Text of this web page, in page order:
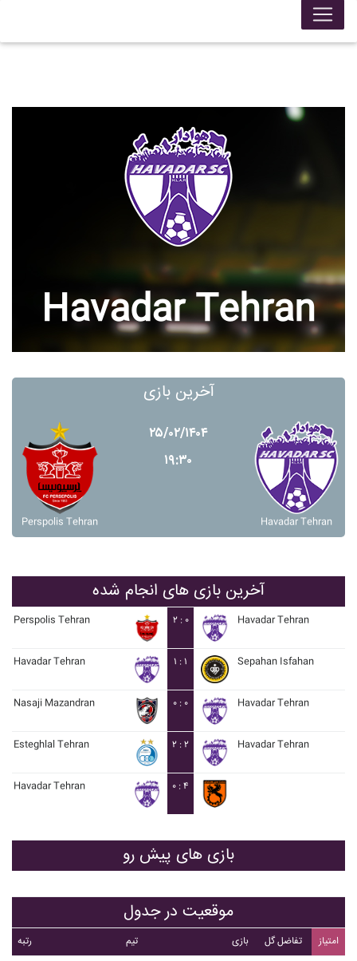
Havadar Tehran
آخرین بازی
Perspolis Tehran
۲۵/۰۲/۱۴۰۴
۱۹:۳۰
Havadar Tehran
آخرین بازی های انجام شده
Perspolis Tehran ۲ : ۰ Havadar Tehran
Havadar Tehran ۱ : ۱ Sepahan Isfahan
Nasaji Mazandran ۰ : ۰ Havadar Tehran
Esteghlal Tehran ۲ : ۲ Havadar Tehran
Havadar Tehran ۰ : ۴
بازی های پیش رو
موقعیت در جدول
رتبه تیم بازی تفاضل گل
امتیاز